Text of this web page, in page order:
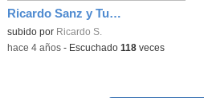
Ricardo Sanz y Tur: Rosso capriccio estivo
subido por Ricardo S.
-hace 4 años- Escuchado 118veces